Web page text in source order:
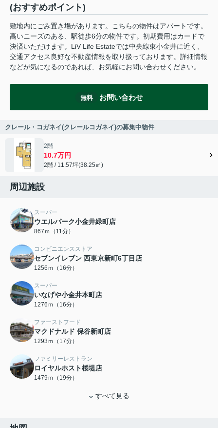
(おすすめポイント)
敷地内にごみ置き場があります。こちらの物件はアパートです。
高いニーズのある、駅徒歩6分の物件です。初期費用はカードで
決済いただけます。LiV Life Estateでは中央線東小金井に近く、
交通アクセス良好な不動産情報を取り扱っております。詳細情報
などが気になるのであれば、お気軽にお問い合わせください。
無料 お問い合わせ
クレール・コガネイ(クレールコガネイ)の募集中物件
2階
10.7万円
2階 / 11.57坪(38.25㎡)
周辺施設
スーパー
ウエルパーク小金井緑町店
867ｍ（11分）
コンビニエンスストア
セブンイレブン 西東京新町6丁目店
1256ｍ（16分）
スーパー
いなげや小金井本町店
1276ｍ（16分）
ファーストフード
マクドナルド 保谷新町店
1293ｍ（17分）
ファミリーレストラン
ロイヤルホスト桜堤店
1479ｍ（19分）
すべて見る